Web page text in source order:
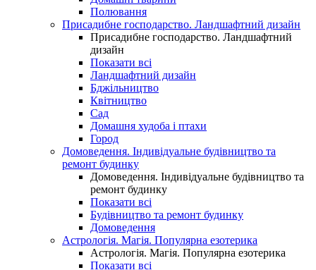
Полювання
Присадибне господарство. Ландшафтний дизайн
Присадибне господарство. Ландшафтний
дизайн
Показати всі
Ландшафтний дизайн
Бджільництво
Квітництво
Сад
Домашня худоба і птахи
Город
Домоведення. Індивідуальне будівництво та
ремонт будинку
Домоведення. Індивідуальне будівництво та
ремонт будинку
Показати всі
Будівництво та ремонт будинку
Домоведення
Астрологія. Магія. Популярна езотерика
Астрологія. Магія. Популярна езотерика
Показати всі